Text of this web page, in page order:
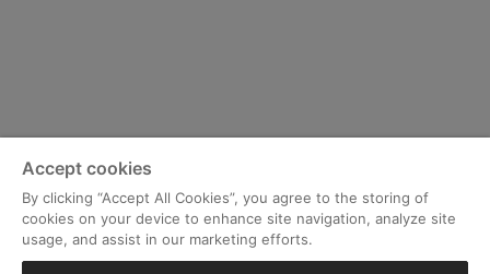
Accept cookies
By clicking “Accept All Cookies”, you agree to the storing of
cookies on your device to enhance site navigation, analyze site
usage, and assist in our marketing efforts.